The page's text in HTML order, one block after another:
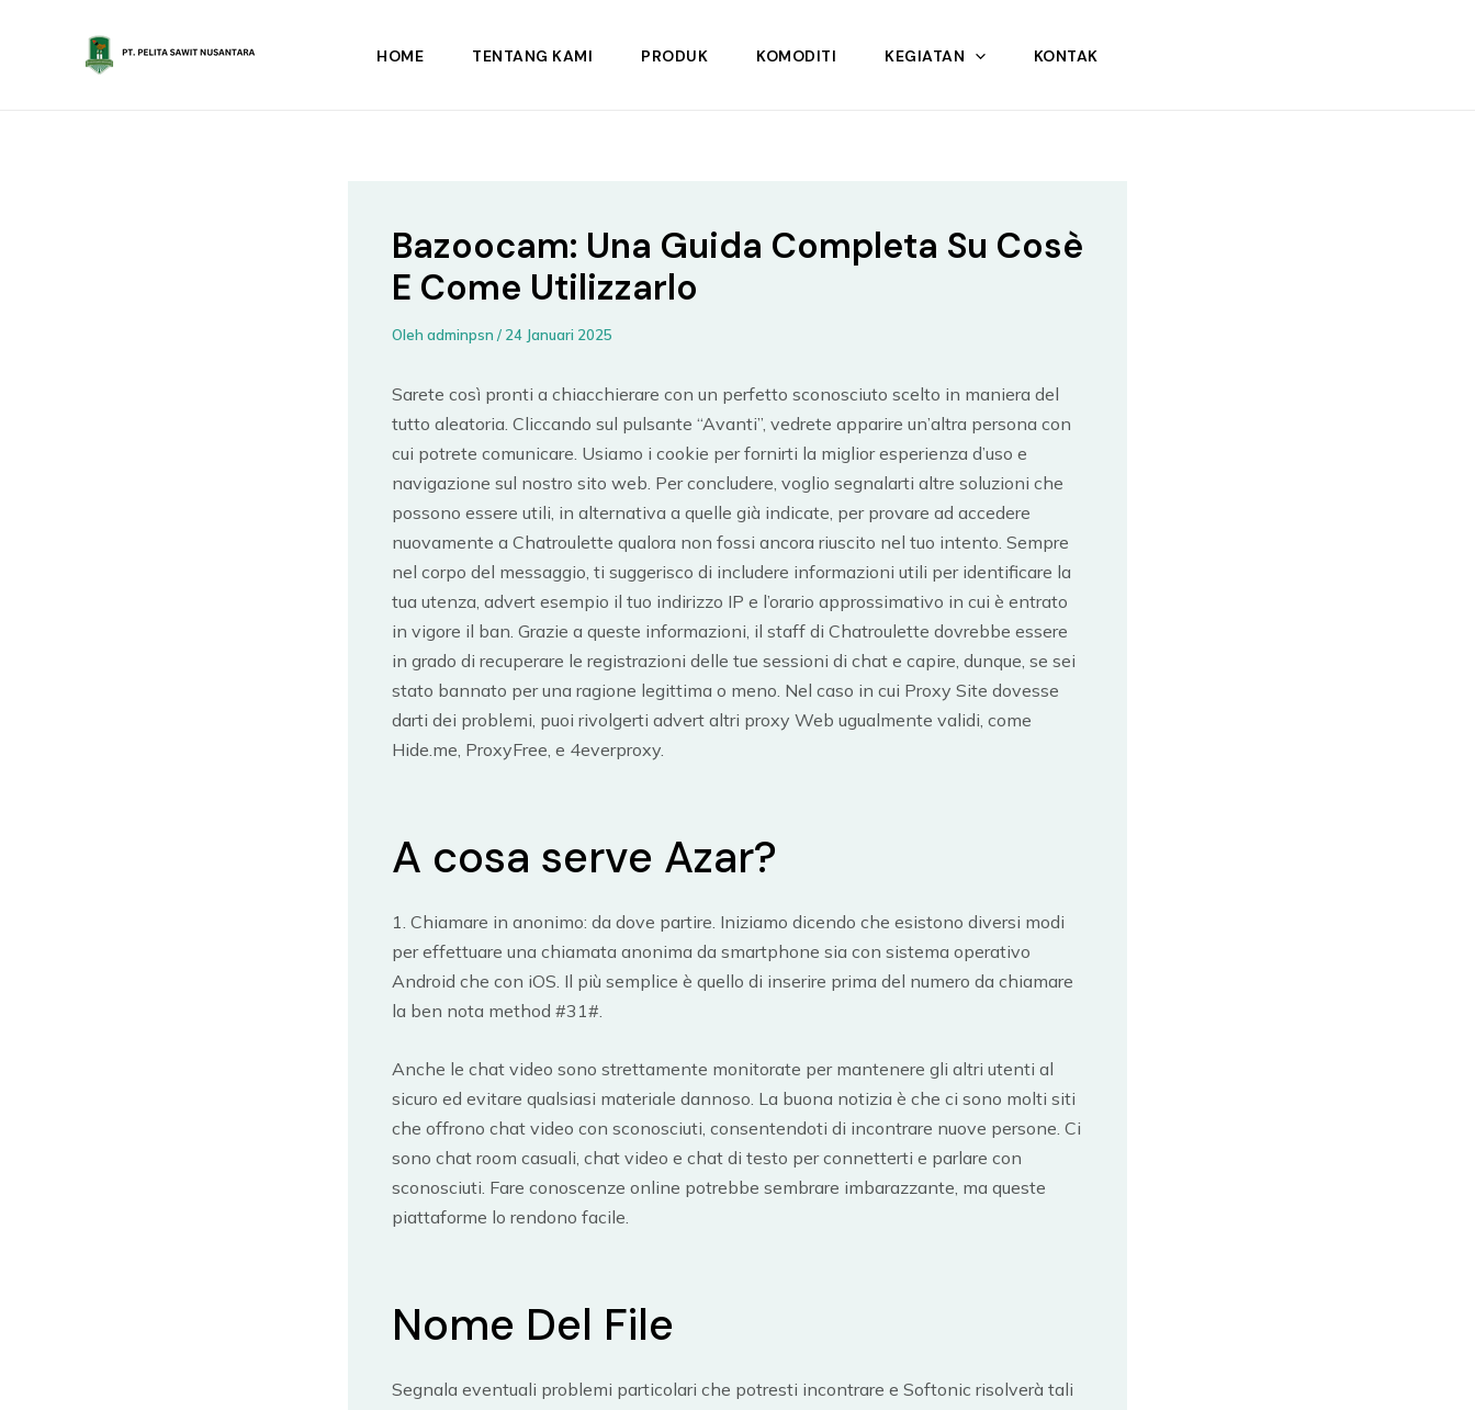
HOME TENTANG KAMI PRODUK KOMODITI KEGIATAN KONTAK
Bazoocam: Una Guida Completa Su Cosè
E Come Utilizzarlo
Oleh adminpsn / 24 Januari 2025
Sarete così pronti a chiacchierare con un perfetto sconosciuto scelto in maniera del
tutto aleatoria. Cliccando sul pulsante “Avanti”, vedrete apparire un’altra persona con
cui potrete comunicare. Usiamo i cookie per fornirti la miglior esperienza d’uso e
navigazione sul nostro sito web. Per concludere, voglio segnalarti altre soluzioni che
possono essere utili, in alternativa a quelle già indicate, per provare ad accedere
nuovamente a Chatroulette qualora non fossi ancora riuscito nel tuo intento. Sempre
nel corpo del messaggio, ti suggerisco di includere informazioni utili per identificare la
tua utenza, advert esempio il tuo indirizzo IP e l’orario approssimativo in cui è entrato
in vigore il ban. Grazie a queste informazioni, il staff di Chatroulette dovrebbe essere
in grado di recuperare le registrazioni delle tue sessioni di chat e capire, dunque, se sei
stato bannato per una ragione legittima o meno. Nel caso in cui Proxy Site dovesse
darti dei problemi, puoi rivolgerti advert altri proxy Web ugualmente validi, come
Hide.me, ProxyFree, e 4everproxy.
A cosa serve Azar?
1. Chiamare in anonimo: da dove partire. Iniziamo dicendo che esistono diversi modi
per effettuare una chiamata anonima da smartphone sia con sistema operativo
Android che con iOS. Il più semplice è quello di inserire prima del numero da chiamare
la ben nota method #31#.
Anche le chat video sono strettamente monitorate per mantenere gli altri utenti al
sicuro ed evitare qualsiasi materiale dannoso. La buona notizia è che ci sono molti siti
che offrono chat video con sconosciuti, consentendoti di incontrare nuove persone. Ci
sono chat room casuali, chat video e chat di testo per connetterti e parlare con
sconosciuti. Fare conoscenze online potrebbe sembrare imbarazzante, ma queste
piattaforme lo rendono facile.
Nome Del File
Segnala eventuali problemi particolari che potresti incontrare e Softonic risolverà tali